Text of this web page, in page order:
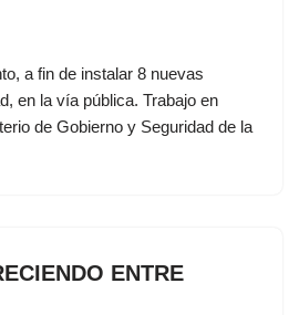
a fin de instalar 8 nuevas
en la vía pública. Trabajo en
de Gobierno y Seguridad de la
ENTRE